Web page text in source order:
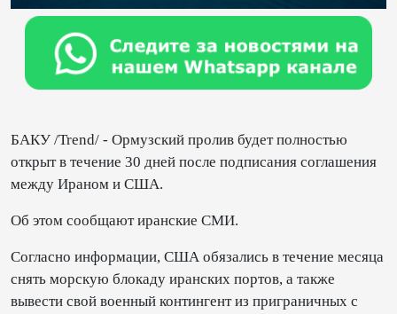
БАКУ /Trend/ - Ормузский пролив будет полностью
открыт в течение 30 дней после подписания соглашения
между Ираном и США.
Об этом сообщают иранские СМИ.
Согласно информации, США обязались в течение месяца
снять морскую блокаду иранских портов, а также
вывести свой военный контингент из приграничных с